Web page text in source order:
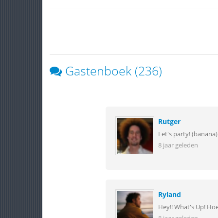
Gastenboek (236)
Rutger
Let's party! (banana)
8 jaar geleden
Ryland
Hey!! What's Up!